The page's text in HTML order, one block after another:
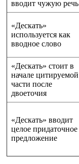
вводит чужую речь
«Дескать»
используется как
вводное слово
«Дескать» стоит в
начале цитируемой
части после
двоеточия
«Дескать» вводит
целое придаточное
предложение